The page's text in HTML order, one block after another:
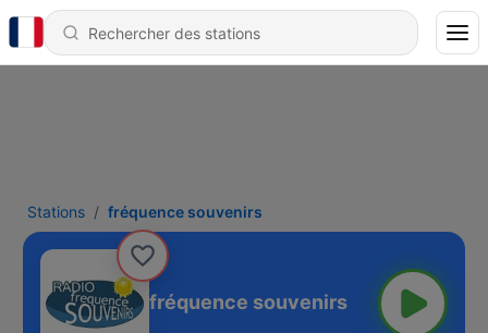
Stations fréquence souvenirs
fréquence souvenirs